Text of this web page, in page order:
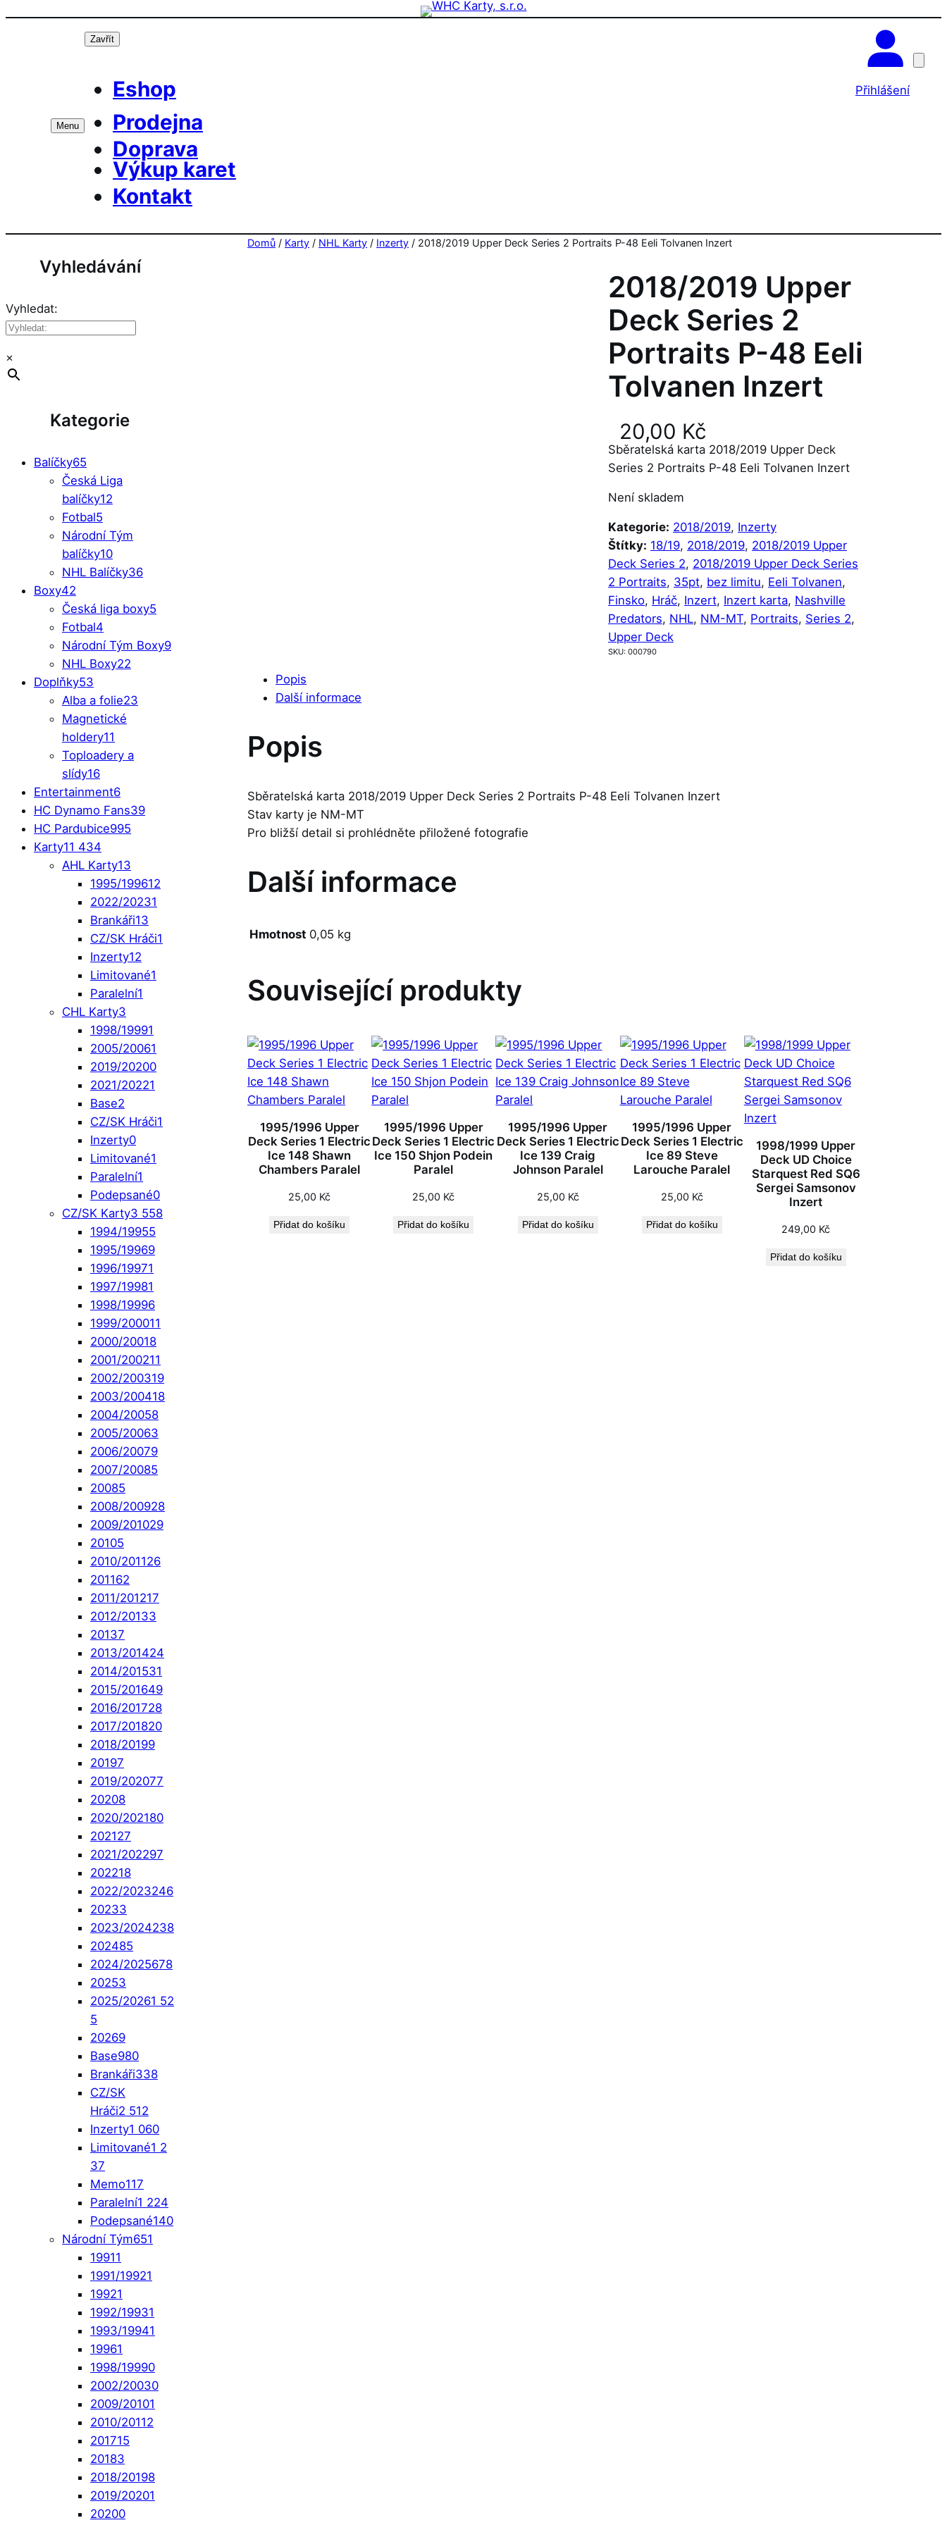
Přeskočit
Menu
Zavřít
Eshop
Prodejna
Doprava
Výkup karet
Kontakt
Přihlášení
Vyhledávání
Vyhledat:
×
Kategorie
Balíčky65
Česká Liga
balíčky12
Fotbal5
Národní Tým
balíčky10
NHL Balíčky36
Boxy42
Česká liga boxy5
Fotbal4
Národní Tým Boxy9
NHL Boxy22
Doplňky53
Alba a folie23
Magnetické
holdery11
Toploadery a
slídy16
Entertainment6
HC Dynamo Fans39
HC Pardubice995
Karty11 434
AHL Karty13
1995/199612
2022/20231
Brankáři13
CZ/SK Hráči1
Inzerty12
Limitované1
Paralelní1
CHL Karty3
1998/19991
2005/20061
2019/20200
2021/20221
Base2
CZ/SK Hráči1
Inzerty0
Limitované1
Paralelní1
Podepsané0
CZ/SK Karty3 558
1994/19955
1995/19969
1996/19971
1997/19981
1998/19996
1999/200011
2000/20018
2001/200211
2002/200319
2003/200418
2004/20058
2005/20063
2006/20079
2007/20085
20085
2008/200928
2009/201029
20105
2010/201126
201162
2011/201217
2012/20133
20137
2013/201424
2014/201531
2015/201649
2016/201728
2017/201820
2018/20199
20197
2019/202077
20208
2020/202180
202127
2021/202297
202218
2022/2023246
20233
2023/2024238
202485
2024/2025678
20253
2025/20261 52
5
20269
Base980
Brankáři338
CZ/SK
Hráči2 512
Inzerty1 060
Limitované1 2
37
Memo117
Paralelní1 224
Podepsané140
Národní Tým651
19911
1991/19921
19921
1992/19931
1993/19941
19961
1998/19990
2002/20030
2009/20101
2010/20112
201715
20183
2018/20198
2019/20201
20200
Domů / Karty / NHL Karty / Inzerty / 2018/2019 Upper Deck Series 2 Portraits P-48 Eeli Tolvanen Inzert
2018/2019 Upper
Deck Series 2
Portraits P-48 Eeli
Tolvanen Inzert
20,00 Kč
Sběratelská karta 2018/2019 Upper Deck
Series 2 Portraits P-48 Eeli Tolvanen Inzert
Není skladem
Kategorie: 2018/2019, Inzerty
Štítky: 18/19, 2018/2019, 2018/2019 Upper
Deck Series 2, 2018/2019 Upper Deck Series
2 Portraits, 35pt, bez limitu, Eeli Tolvanen
Finsko, Hráč, Inzert, Inzert karta, Nashville
Predators, NHL, NM-MT, Portraits, Series 2
Upper Deck
SKU: 000790
Popis
Další informace
Popis
Sběratelská karta 2018/2019 Upper Deck Series 2 Portraits P-48 Eeli Tolvanen Inzert
Stav karty je NM-MT
Pro bližší detail si prohlédněte přiložené fotografie
Další informace
Hmotnost 0,05 kg
Související produkty
1995/1996 Upper
Deck Series 1 Electric
Ice 148 Shawn
Chambers Paralel
25,00 Kč
Přidat do košíku
1995/1996 Upper
Deck Series 1 Electric
Ice 150 Shjon Podein
Paralel
25,00 Kč
Přidat do košíku
1995/1996 Upper
Deck Series 1 Electric
Ice 139 Craig
Johnson Paralel
25,00 Kč
Přidat do košíku
1995/1996 Upper
Deck Series 1 Electric
Ice 89 Steve
Larouche Paralel
25,00 Kč
Přidat do košíku
1998/1999 Upper
Deck UD Choice
Starquest Red SQ6
Sergei Samsonov
Inzert
249,00 Kč
Přidat do košíku